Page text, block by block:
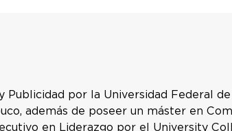
Publicidad por la Universidad Federal
además de poseer un máster en
en Liderazgo por el University